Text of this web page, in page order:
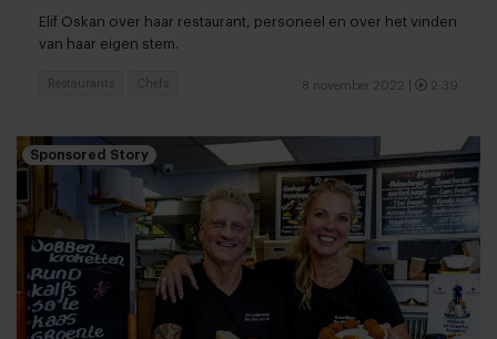
Elif Oskan over haar restaurant, personeel en over het vinden
van haar eigen stem.
8 november 2022 2:39
Restaurants Chefs
Sponsored Story